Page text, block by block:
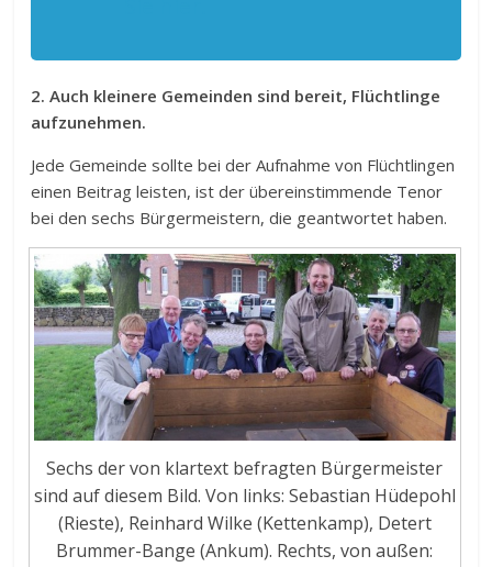
2. Auch kleinere Gemeinden sind bereit, Flüchtlinge
aufzunehmen.
Jede Gemeinde sollte bei der Aufnahme von Flüchtlingen
einen Beitrag leisten, ist der übereinstimmende Tenor
bei den sechs Bürgermeistern, die geantwortet haben.
Sechs der von klartext befragten Bürgermeister
sind auf diesem Bild. Von links: Sebastian Hüdepohl
(Rieste), Reinhard Wilke (Kettenkamp), Detert
Brummer-Bange (Ankum). Rechts, von außen: